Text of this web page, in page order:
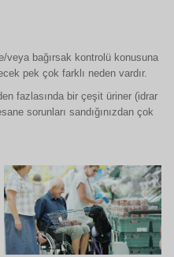
veya bağırsak kontrolü konusuna
pek çok farklı neden vardır.
fazlasında bir çeşit üriner (idrar
sorunları sandığınızdan çok